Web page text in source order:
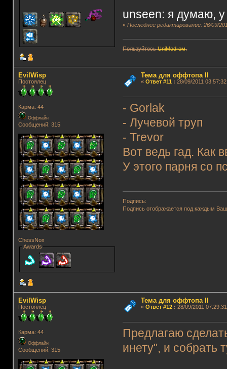
unseen: я думаю, у
«Последнее редактирование: 26/09/
ПользуйтесьUniMod-ом.
EvilWisp
Постоялец
Карма: 44
Оффлайн
Сообщений: 315
ChessNox
Awards
Тема для оффтопа II
« Ответ #11 : 28/09/2011
- Gorlak
- Лучевой труп
- Trevor
Вот ведь гад. Как
У этого парня со
Подпись:
Подпись отображается под каждым
EvilWisp
Постоялец
Карма: 44
Оффлайн
Сообщений: 315
Тема для оффтопа II
« Ответ #12: 28/09/2011
Предлагаю
инету", и собрать